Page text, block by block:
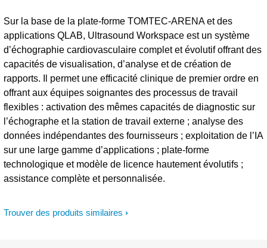
Trouver des produits similaires
Sur la base de la plate-forme TOMTEC-ARENA et des
applications QLAB, Ultrasound Workspace est un système
d’échographie cardiovasculaire complet et évolutif offrant des
capacités de visualisation, d’analyse et de création de
rapports. Il permet une efficacité clinique de premier ordre en
offrant aux équipes soignantes des processus de travail
flexibles : activation des mêmes capacités de diagnostic sur
l’échographe et la station de travail externe ; analyse des
données indépendantes des fournisseurs ; exploitation de l’IA
sur une large gamme d’applications ; plate-forme
technologique et modèle de licence hautement évolutifs ;
assistance complète et personnalisée.